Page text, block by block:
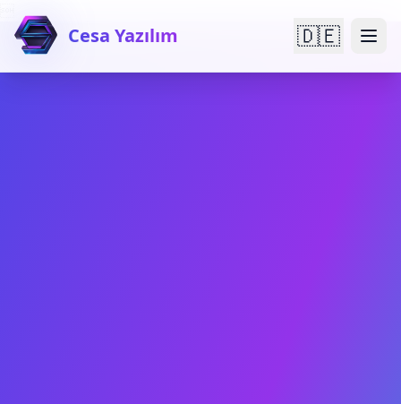
Cesa Yazılım 🇩🇪